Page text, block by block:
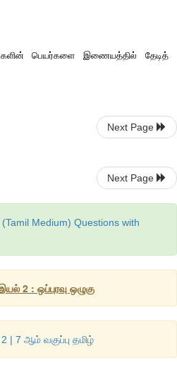
சொற்களை எழுதுக.
பாடப் புத்தகம்,
Next Page
Next Page
(Tamil Medium) Questions with
2 : ஒப்புரவு ஒழுகு
| 7 ஆம் வகுப்பு தமிழ்